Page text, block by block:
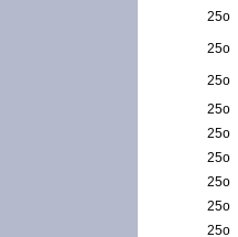
25ο
25ο
25ο
25ο
25ο
25ο
25ο
25ο
25ο